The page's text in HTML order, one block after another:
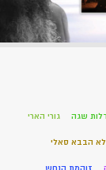
שגה גורי הארי
הבבא סאלי